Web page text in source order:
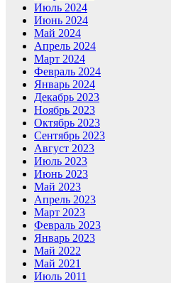
Июль 2024
Июнь 2024
Май 2024
Апрель 2024
Март 2024
Февраль 2024
Январь 2024
Декабрь 2023
Ноябрь 2023
Октябрь 2023
Сентябрь 2023
Август 2023
Июль 2023
Июнь 2023
Май 2023
Апрель 2023
Март 2023
Февраль 2023
Январь 2023
Май 2022
Май 2021
Июль 2011